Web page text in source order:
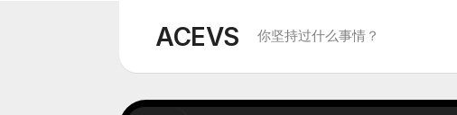
ACEVS 你坚持过什么事情？